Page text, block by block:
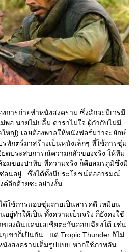
การถ่ายทำหนังสงคราม ซึ่งสักจะมีเวรมี
พอ นายไม่ปลื้ม ดาราไม่ใจ ผู้กำกับไม่มี
หญ่) เลยต้องพาลให้หนังฟอร์มว่าจะยักษ์
พักตร์มาสร้างเป็นหนังเล็กๆ ที่ใช้การซุ่ม
ยดประสบการณ์ความกลัวของจริง ให้ทีม
มของป่าทึบ ที่ความจริง ก็คือสมรภูมิซึ่งมี
อนอยู่ ..ซึ่งได้ทั้งมีประโยชน์ต่ออารมณ์
ค์อีกด้วยซะอย่างงั้น
ด้ใช้การแอบซุ่มถ่ายเป็นสารคดี เหมือน
ยู่ทำให้เป็น ทั้งความเป็นจริง ก็ยังคงใช้
องดินแดนเอเชียตะวันออกเฉียงใต้ เช่น
เขาก็เป็นกัน ..แต่ Tropic Thunder ก็ไม่
นังสงครามเต็มรูปแบบ หากใช้ภาพอัน